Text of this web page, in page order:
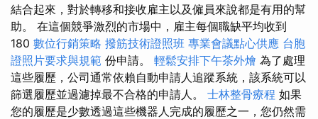
結合起來，對於轉移和接收雇主以及僱員來說都是有用的幫
助。 在這個競爭激烈的市場中，雇主每個職缺平均收到
180 數位行銷策略 撥筋技術證照班 專業會議點心供應 台胞
證照片要求與規範 份申請。 輕鬆安排下午茶外燴 為了處理
這些履歷，公司通常依賴自動申請人追蹤系統，該系統可以
篩選履歷並過濾掉最不合格的申請人。 士林整骨療程 如果
您的履歷是少數透過這些機器人完成的履歷之一，您仍然需